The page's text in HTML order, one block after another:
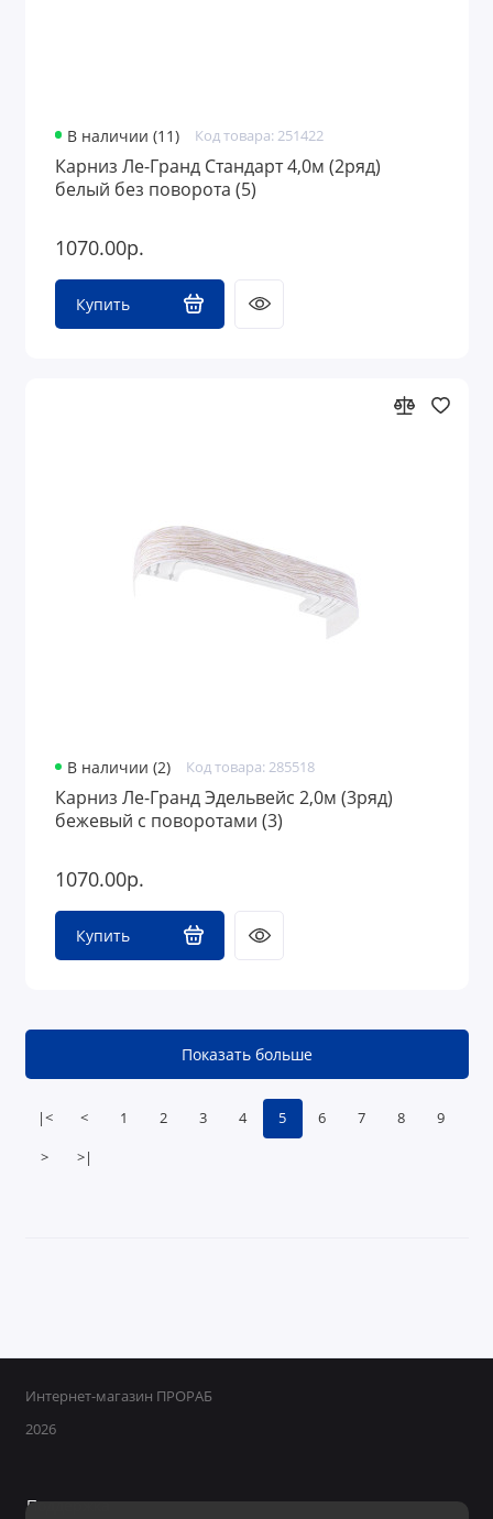
В наличии (11) Код товара: 251422
Карниз Ле-Гранд Стандарт 4,0м (2ряд)
белый без поворота (5)
1070.00р.
Купить
В наличии (2) Код товара: 285518
Карниз Ле-Гранд Эдельвейс 2,0м (3ряд)
бежевый с поворотами (3)
1070.00р.
Купить
|< < 1 2 3 4 5 6 7 8 9
> >|
Показать больше
Интернет-магазин ПРОРАБ
2026
Поддержка